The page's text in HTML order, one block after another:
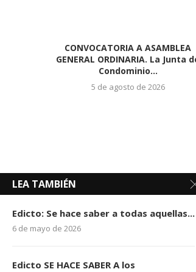
CONVOCATORIA A ASAMBLEA
GENERAL ORDINARIA. La Junta
Condominio...
5 de agosto de 2026
LEA TAMBIÉN
Edicto: Se hace saber a todas aquellas...
6 de mayo de 2026
Edicto SE HACE SABER A los